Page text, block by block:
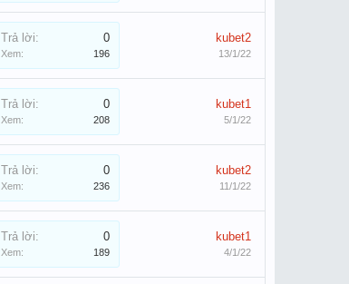
Trả lời: 0
Xem: 196
kubet2
13/1/22
Trả lời: 0
Xem: 208
kubet1
5/1/22
Trả lời: 0
Xem: 236
kubet2
11/1/22
Trả lời: 0
Xem: 189
kubet1
4/1/22